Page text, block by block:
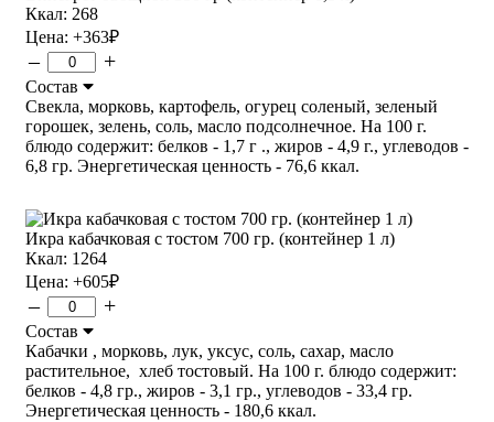
Ккал: 268
Цена: +363₽
– +
Состав
Свекла, морковь, картофель, огурец соленый, зеленый
горошек, зелень, соль, масло подсолнечное. На 100 г.
блюдо содержит: белков - 1,7 г ., жиров - 4,9 г., углеводов -
6,8 гр. Энергетическая ценность - 76,6 ккал.
Икра кабачковая с тостом 700 гр. (контейнер 1 л)
Ккал: 1264
Цена: +605₽
– +
Состав
Кабачки , морковь, лук, уксус, соль, сахар, масло
растительное, хлеб тостовый. На 100 г. блюдо содержит:
белков - 4,8 гр., жиров - 3,1 гр., углеводов - 33,4 гр.
Энергетическая ценность - 180,6 ккал.